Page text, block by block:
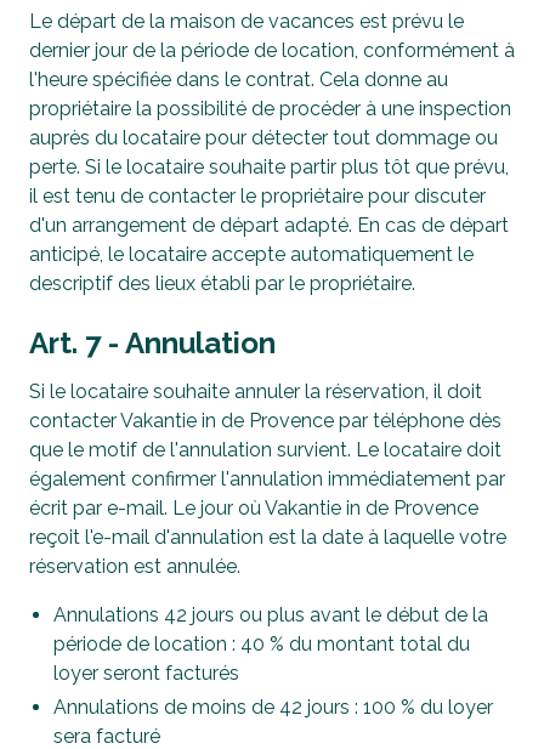
Le départ de la maison de vacances est prévu le
dernier jour de la période de location, conformément à
l'heure spécifiée dans le contrat. Cela donne au
propriétaire la possibilité de procéder à une inspection
auprès du locataire pour détecter tout dommage ou
perte. Si le locataire souhaite partir plus tôt que prévu,
il est tenu de contacter le propriétaire pour discuter
d'un arrangement de départ adapté. En cas de départ
anticipé, le locataire accepte automatiquement le
descriptif des lieux établi par le propriétaire.
Art. 7 - Annulation
Si le locataire souhaite annuler la réservation, il doit
contacter Vakantie in de Provence par téléphone dès
que le motif de l'annulation survient. Le locataire doit
également confirmer l'annulation immédiatement par
écrit par e-mail. Le jour où Vakantie in de Provence
reçoit l'e-mail d'annulation est la date à laquelle votre
réservation est annulée.
Annulations 42 jours ou plus avant le début de la
période de location : 40 % du montant total du
loyer seront facturés
Annulations de moins de 42 jours : 100 % du loyer
sera facturé